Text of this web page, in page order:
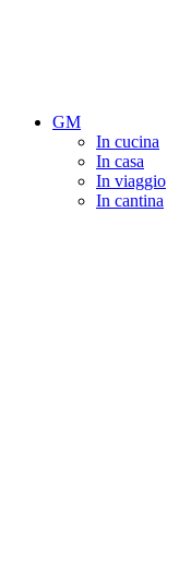
GM
In cucina
In casa
In viaggio
In cantina